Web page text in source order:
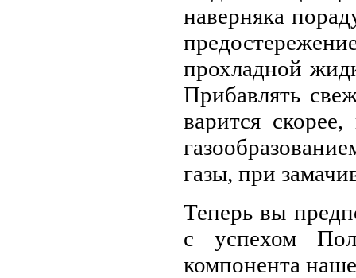
наверняка
прохладной
Прибавлять
варится
газы, при
Теперь вы
с успехом
компонента